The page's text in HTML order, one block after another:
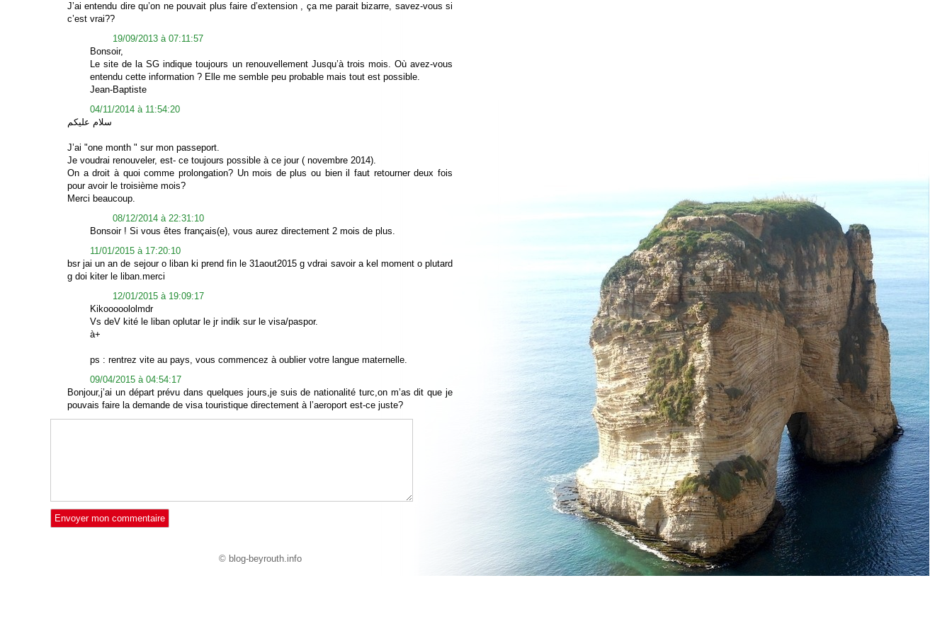
J’ai entendu dire qu’on ne pouvait plus faire d’extension , ça me parait bizarre, savez-vous si
c’est vrai??
19/09/2013 à 07:11:57
Bonsoir,
Le site de la SG indique toujours un renouvellement Jusqu’à trois mois. Où avez-vous
entendu cette information ? Elle me semble peu probable mais tout est possible.
Jean-Baptiste
04/11/2014 à 11:54:20
سلام علیکم
J’ai "one month " sur mon passeport.
Je voudrai renouveler, est- ce toujours possible à ce jour ( novembre 2014).
On a droit à quoi comme prolongation? Un mois de plus ou bien il faut retourner deux fois
pour avoir le troisième mois?
Merci beaucoup.
08/12/2014 à 22:31:10
Bonsoir ! Si vous êtes français(e), vous aurez directement 2 mois de plus.
11/01/2015 à 17:20:10
bsr jai un an de sejour o liban ki prend fin le 31aout2015 g vdrai savoir a kel moment o plutard
g doi kiter le liban.merci
12/01/2015 à 19:09:17
Kikooooololmdr
Vs deV kité le liban oplutar le jr indik sur le visa/paspor.
à+
ps : rentrez vite au pays, vous commencez à oublier votre langue maternelle.
09/04/2015 à 04:54:17
Bonjour,j’ai un départ prévu dans quelques jours,je suis de nationalité turc,on m’as dit que je
pouvais faire la demande de visa touristique directement à l’aeroport est-ce juste?
© blog-beyrouth.info